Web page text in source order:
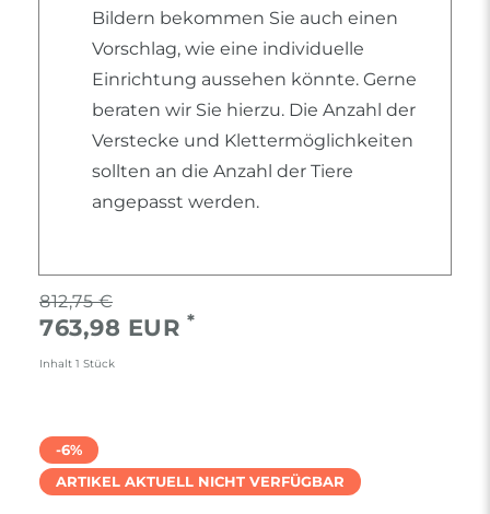
Bildern bekommen Sie auch einen
Vorschlag, wie eine individuelle
Einrichtung aussehen könnte. Gerne
beraten wir Sie hierzu. Die Anzahl der
Verstecke und Klettermöglichkeiten
sollten an die Anzahl der Tiere
angepasst werden.
812,75 €
763,98 EUR *
Inhalt 1 Stück
-6%
ARTIKEL AKTUELL NICHT VERFÜGBAR